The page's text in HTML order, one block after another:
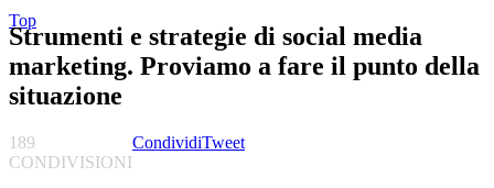
Top
Strumenti e strategie di social media
marketing. Proviamo a fare il punto della
situazione
189
CONDIVISIONI
CondividiTweet